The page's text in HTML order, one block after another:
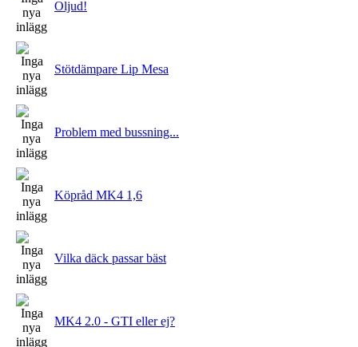
Oljud!
Stötdämpare Lip Mesa
Problem med bussning...
Köpråd MK4 1,6
Vilka däck passar bäst
MK4 2.0 - GTI eller ej?